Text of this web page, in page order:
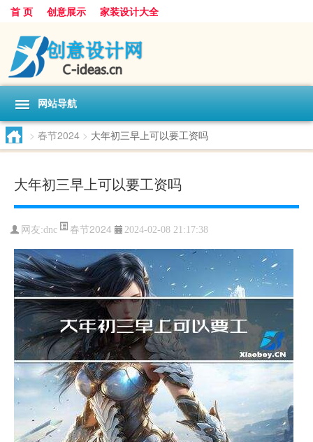
首 页 创意展示 家装设计大全
网站导航
> 春节2024 > 大年初三早上可以要工资吗
大年初三早上可以要工资吗
网友:dnc 春节2024 2024-02-08 21:17:38